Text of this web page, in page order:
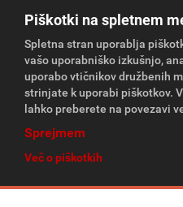
Piškotki na spletnem
Spletna stran uporablja
vašo uporabniško izkušnjo,
uporabo vtičnikov družbenih
strinjate k uporabi piškotkov.
lahko preberete na povezavi
Sprejmem
Več o piškotkih